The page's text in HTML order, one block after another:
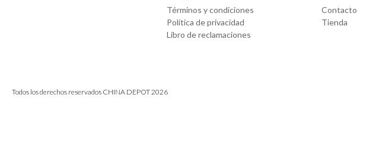
Términos y condiciones
Política de privacidad
Libro de reclamaciones
Contacto
Tienda
Todos los derechos reservados CHINA DEPOT 2026